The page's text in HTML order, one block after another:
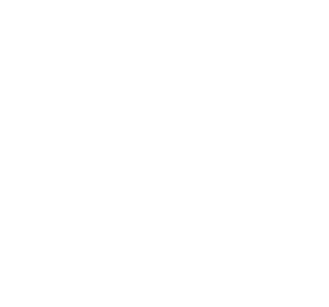
ingin selalu up-to-date dengan berita terkini, analisis